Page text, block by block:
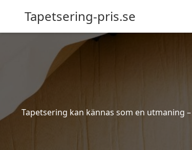
Tapetsering-pris.se
Tapetsering kan kännas som en